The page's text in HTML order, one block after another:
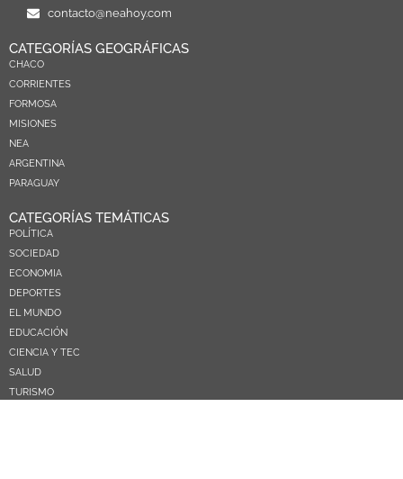
contacto@neahoy.com
CATEGORÍAS GEOGRÁFICAS
CHACO
CORRIENTES
FORMOSA
MISIONES
NEA
ARGENTINA
PARAGUAY
CATEGORÍAS TEMÁTICAS
POLÍTICA
SOCIEDAD
ECONOMIA
DEPORTES
EL MUNDO
EDUCACIÓN
CIENCIA Y TEC
SALUD
TURISMO